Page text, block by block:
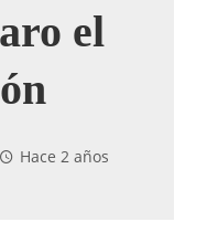
el
Hace 2 años